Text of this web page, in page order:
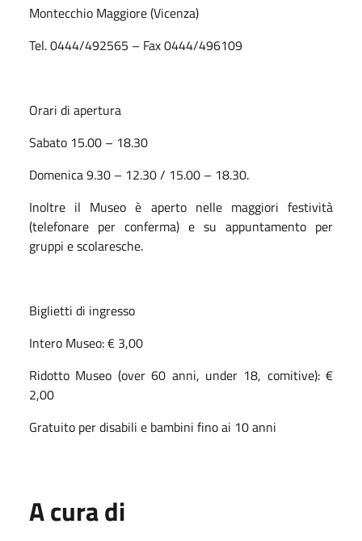
Montecchio Maggiore (Vicenza)
Tel. 0444/492565 – Fax 0444/496109
Orari di apertura
Sabato 15.00 – 18.30
Domenica 9.30 – 12.30 / 15.00 – 18.30.
Inoltre il Museo è aperto nelle maggiori festività
(telefonare per conferma) e su appuntamento per
gruppi e scolaresche.
Biglietti di ingresso
Intero Museo: € 3,00
Ridotto Museo (over 60 anni, under 18, comitive): €
2,00
Gratuito per disabili e bambini fino ai 10 anni
A cura di